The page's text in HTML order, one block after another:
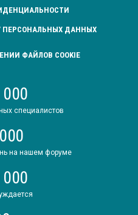
ПЕРСОНАЛЬНЫХ ДАННЫХ
ФАЙЛОВ COOKIE
000
специалистов
на нашем форуме
000